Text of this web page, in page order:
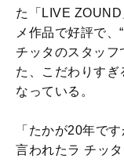
た「LIVE
メ作品で好評で、
チッタのスタッフ
た、こだわりすぎ
なっている。
「たかが20年で
言われたラ チッ